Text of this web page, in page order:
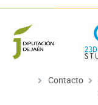
Contacto